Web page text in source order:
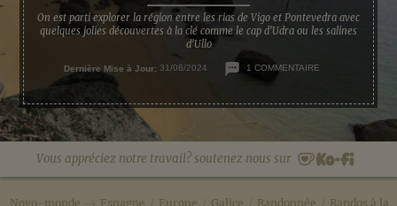
Vous appréciez notre travail? soutenez nous sur
Novo-monde Espagne Europe Galice Randonnée
Randos à la
On est parti explorer la région entre les rias de Vigo et Pontevedra avec
quelques jolies découvertes à la clé comme le cap d'Udra ou les salines
d'Ullo
Dernière Mise à Jour: 31/08/2024 1 COMMENTAIRE